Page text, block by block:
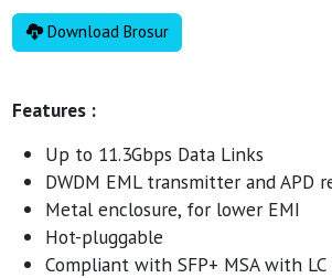
Download Brosur
Features :
Up to 11.3Gbps Data Links
DWDM EML transmitter and APD
Metal enclosure, for lower EMI
Hot-pluggable
Compliant with SFP+ MSA with